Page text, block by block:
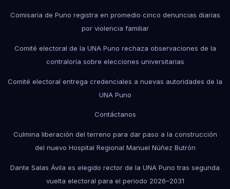
Comisaría de Puno registra en promedio cinco denuncias diarias
por violencia familiar
Comité electoral de la UNA Puno rechaza observaciones de la
contraloría sobre elecciones universitarias
Comité electoral entrega credenciales a nuevas autoridades de la
UNA Puno
Contáctanos
Culmina liberación del terreno para dar paso a la construcción
del nuevo Hospital Regional Manuel Núñez Butrón
Dante Salas Ávila es elegido rector de la UNA Puno tras segunda
vuelta electoral para el periodo 2026–2031